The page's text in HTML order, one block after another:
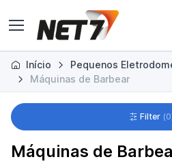
Início
Pequenos
Máquinas de Barbear
Filter 0
Máquinas de